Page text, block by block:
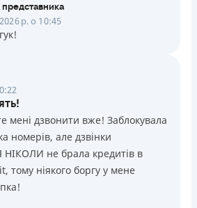
ПОЗИКУ
представника
р. о 10:45
мені дзвонити вже! Заблокувала
номерів, але дзвінки
не брала кредитів в
тому ніякого боргу у мене